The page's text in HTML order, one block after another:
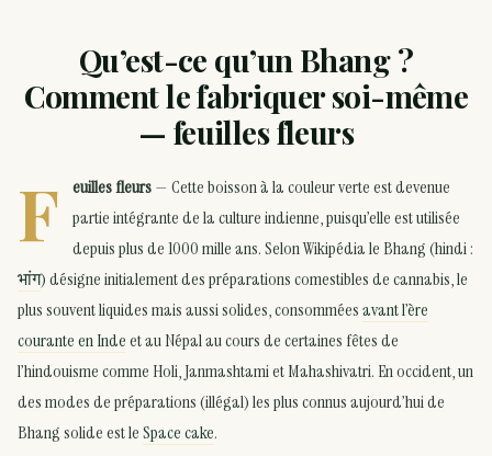
Qu’est-ce qu’un Bhang ?
Comment le fabriquer soi-même
— feuilles fleurs
F euilles fleurs— Cette boisson à la couleur verte est devenue
partie intégrante de la culture indienne, puisqu’elle est utilisée
depuis plus de 1000 mille ans. Selon Wikipédia le Bhang (hindi :
भांग) désigne initialement des préparations comestibles de cannabis, le
plus souvent liquides mais aussi solides, consomméesavant l’ère
courante en Indeet au Népal au cours de certaines fêtes de
l’hindouisme comme Holi, Janmashtami et Mahashivatri. En occident, un
des modes de préparations (illégal) les plus connus aujourd’hui de
Bhang solide est leSpace cake.